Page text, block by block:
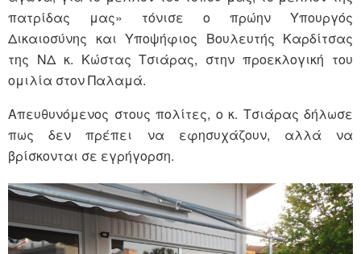
πατρίδας μας» τόνισε ο πρώην Υπουργός
Δικαιοσύνης και Υποψήφιος Βουλευτής Καρδίτσας
της ΝΔ κ. Κώστας Τσιάρας, στην προεκλογική του
ομιλία στον Παλαμά.
Απευθυνόμενος στους πολίτες, ο κ. Τσιάρας δήλωσε
πως δεν πρέπει να εφησυχάζουν, αλλά να
βρίσκονται σε εγρήγορση.